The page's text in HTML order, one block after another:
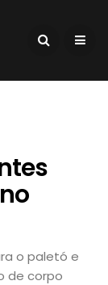
o paletó e
de corpo